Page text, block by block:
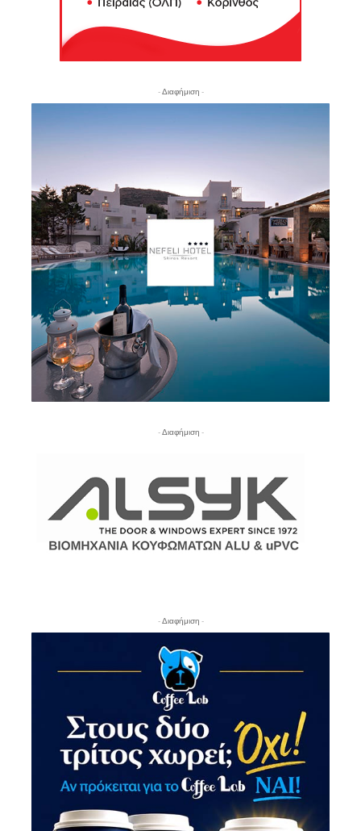
- Διαφήμιση -
- Διαφήμιση -
- Διαφήμιση -